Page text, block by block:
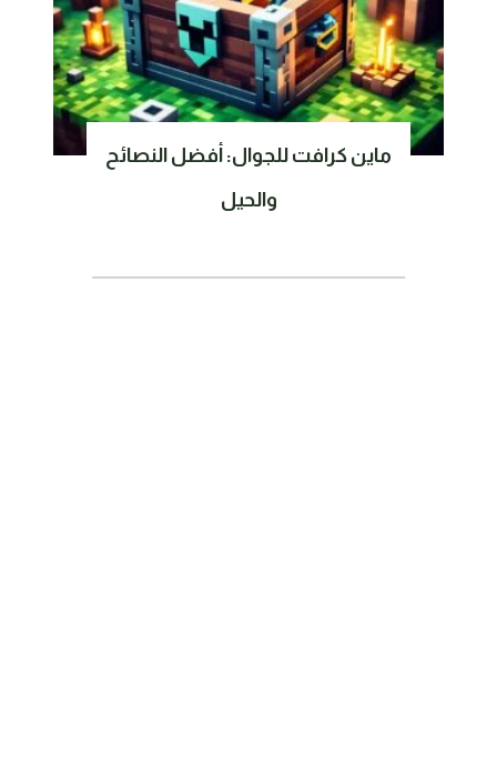
ماين كرافت للجوال: أفضل النصائح
والحيل